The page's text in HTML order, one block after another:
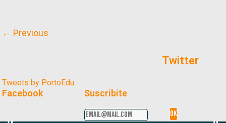
← Previous
Twitter
Tweets by PortoEdu
Facebook Suscribite